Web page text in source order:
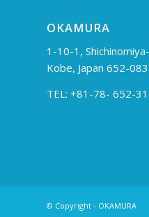
OKAMURA
1-10-1,
Kobe, Japan 652-
TEL: +81-78- 652-
© Copyright - OKAMURA